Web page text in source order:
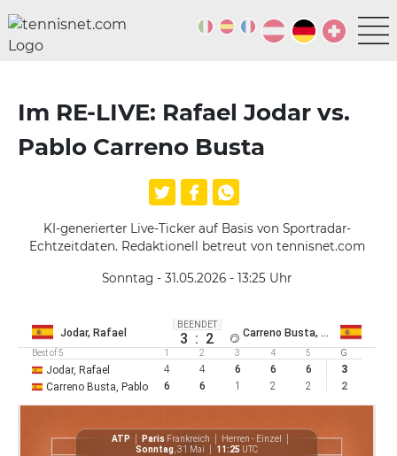
Im RE-LIVE: Rafael Jodar vs.
Pablo Carreno Busta
KI-generierter Live-Ticker auf Basis von Sportradar-
Echtzeitdaten. Redaktionell betreut von tennisnet.com
Sonntag - 31.05.2026 - 13:25 Uhr
Jodar, Rafael
BEENDET
3 : 2 Carreno Busta, Pablo
Best of 5 1 2 3 4 5 G
Jodar, Rafael 4 4 6 6 6
3
Carreno Busta, Pablo
6 6 1 2 2 2
ATP Paris Frankreich
Herren - Einzel
Sonntag , 31 Mai 11:25 UTC